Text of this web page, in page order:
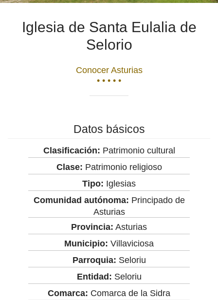
Iglesia de Santa Eulalia de
Selorio
Conocer Asturias
• • • • •
Datos básicos
Clasificación: Patrimonio cultural
Clase: Patrimonio religioso
Tipo: Iglesias
Comunidad autónoma: Principado de
Asturias
Provincia: Asturias
Municipio: Villaviciosa
Parroquia: Seloriu
Entidad: Seloriu
Comarca: Comarca de la Sidra